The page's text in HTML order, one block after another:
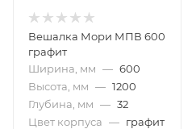
Вешалка Мори МПВ 600
графит
Ширина, мм — 600
Высота, мм — 1200
Глубина, мм — 32
Цвет корпуса — графит